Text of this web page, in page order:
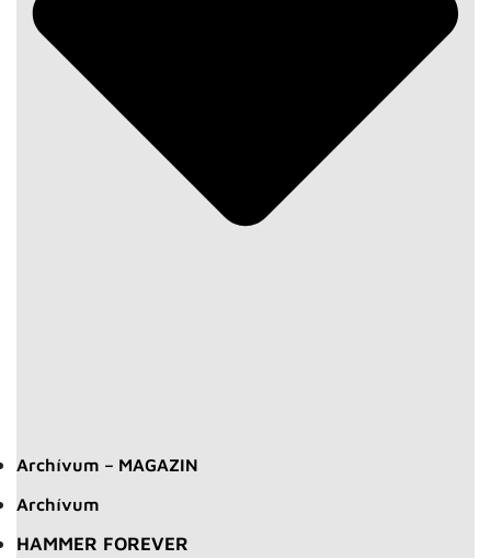
Archívum – MAGAZIN
Archívum
HAMMER FOREVER